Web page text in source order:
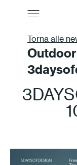
Azienda
Torna alle